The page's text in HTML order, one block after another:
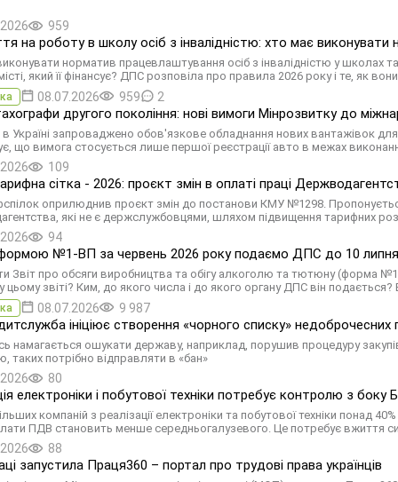
959
на роботу в школу осіб з інвалідністю: хто має
норматив працевлаштування осіб з інвалідністю у школах
який її фінансує? ДПС розповіла про правила 2026 року і те, як
08.07.2026 959 2
другого покоління: нові вимоги Мінрозвитку до
в Україні запроваджено обов'язкове обладнання нових вантажівок
що вимога стосується лише першої реєстрації авто в межах
109
сітка - 2026: проєкт змін в оплаті праці
оприлюднив проєкт змін до постанови КМУ №1298.
які не є держслужбовцями, шляхом підвищення тарифних
94
№1-ВП за червень 2026 року подаємо ДПС до 10 липня
Звіт про обсяги виробництва та обігу алкоголю та тютюну (форма
цьому звіті? Ким, до якого числа і до якого органу ДПС він подається?
08.07.2026 9 987
ініціює створення «чорного списку» недоброчесних
намагається ошукати державу, наприклад, порушив процедуру
таких потрібно відправляти в «бан»
80
електроніки і побутової техніки потребує контролю з
компаній з реалізації електроніки та побутової техніки понад
ПДВ становить менше середньогалузевого. Це потребує вжиття
88
запустила Праця360 – портал про трудові права українців